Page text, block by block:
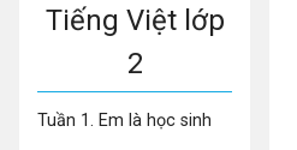
Tiếng Việt lớp
2
Tuần 1. Em là học sinh